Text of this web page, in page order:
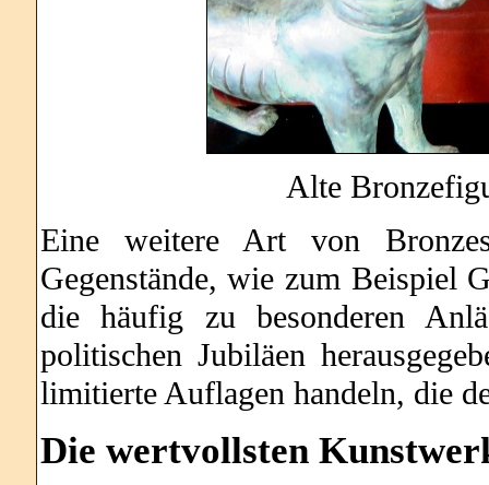
Alte
Eine weitere Art von
Gegenstände, wie zum Beispiel
die häufig zu besonderen
politischen Jubiläen
limitierte Auflagen handeln, die
Die wertvollsten